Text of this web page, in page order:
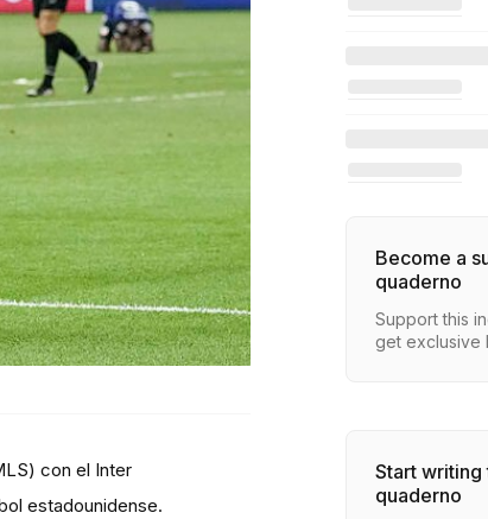
con el Inter
estadounidense.
Become a
quaderno
Support this
get exclusive
Start writing
quaderno